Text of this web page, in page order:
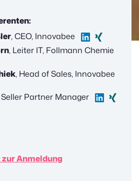
, CEO, Innovabee
, Leiter IT, Follmann Chemie
, Head of Sales, Innovabee
Seller Partner Manager
zur Anmeldung